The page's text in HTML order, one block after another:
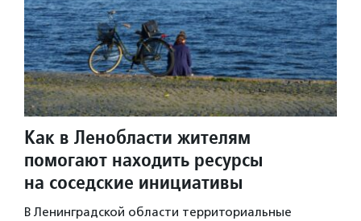
Как в Ленобласти жителям
помогают находить ресурсы
на соседские инициативы
В Ленинградской области территориальные